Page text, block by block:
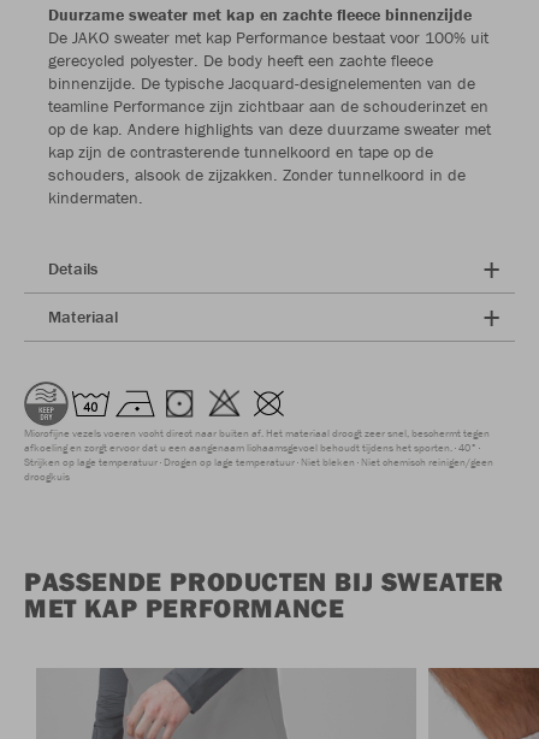
Duurzame sweater met kap en zachte fleece binnenzijde
De JAKO sweater met kap Performance bestaat voor 100% uit
gerecycled polyester. De body heeft een zachte fleece
binnenzijde. De typische Jacquard-designelementen van de
teamline Performance zijn zichtbaar aan de schouderinzet en
op de kap. Andere highlights van deze duurzame sweater met
kap zijn de contrasterende tunnelkoord en tape op de
schouders, alsook de zijzakken. Zonder tunnelkoord in de
kindermaten.
Details
Materiaal
Microfijne vezels voeren vocht direct naar buiten af. Het materiaal droogt zeer snel, beschermt tegen
afkoeling en zorgt ervoor dat u een aangenaam lichaamsgevoel behoudt tijdens het sporten. 40°
Strijken op lage temperatuur Drogen op lage temperatuur Niet bleken Niet chemisch reinigen/geen
droogkuis
PASSENDE PRODUCTEN BIJ SWEATER
MET KAP PERFORMANCE